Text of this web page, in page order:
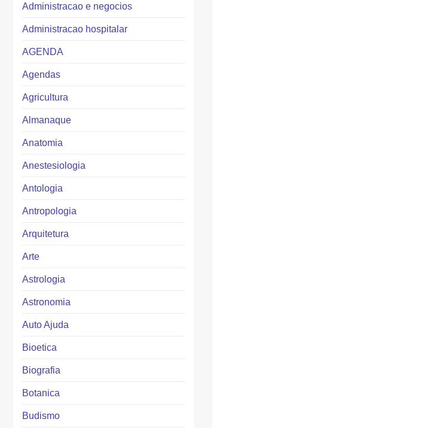
Administracao e negocios
Administracao hospitalar
AGENDA
Agendas
Agricultura
Almanaque
Anatomia
Anestesiologia
Antologia
Antropologia
Arquitetura
Arte
Astrologia
Astronomia
Auto Ajuda
Bioetica
Biografia
Botanica
Budismo